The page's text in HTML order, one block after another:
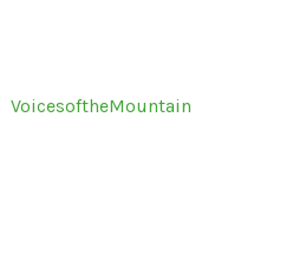
VoicesoftheMountain